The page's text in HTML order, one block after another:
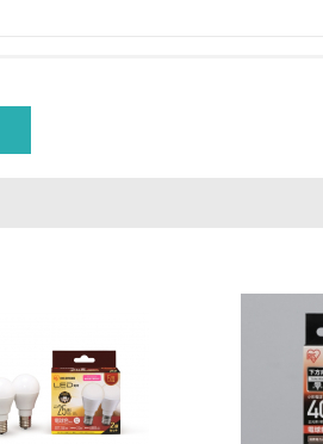
目標や計画を立てている